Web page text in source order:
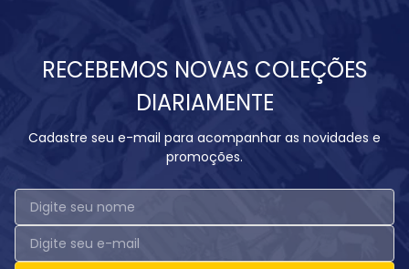
RECEBEMOS NOVAS COLEÇÕES
DIARIAMENTE
Cadastre seu e-mail para acompanhar as novidades e
promoções.